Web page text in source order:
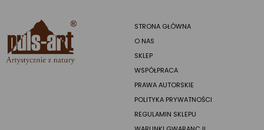
STRONA GŁÓWNA
O NAS
SKLEP
WSPÓŁPRACA
PRAWA AUTORSKIE
POLITYKA PRYWATNOŚCI
REGULAMIN SKLEPU